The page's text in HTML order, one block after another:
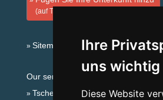
Ihre
uns wichtig
Diese Website
(auf Tschechisch)
Sitemap
Our servers:
Tschechische Gebirge